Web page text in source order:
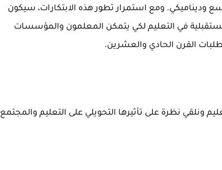
وديناميكي. ومع استمرار تطور هذه الابتكارات، سيكون
في التعليم لكي يتمكن المعلمون والمؤسسات
القرن الحادي والعشرين.
ونلقي نظرة على تأثيرها التحويلي على التعليم والمجتمع